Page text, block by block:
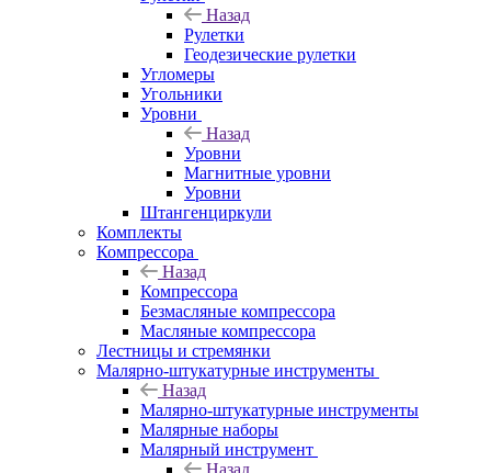
Назад
Рулетки
Геодезические рулетки
Угломеры
Угольники
Уровни
Назад
Уровни
Магнитные уровни
Уровни
Штангенциркули
Комплекты
Компрессора
Назад
Компрессора
Безмасляные компрессора
Масляные компрессора
Лестницы и стремянки
Малярно-штукатурные инструменты
Назад
Малярно-штукатурные инструменты
Малярные наборы
Малярный инструмент
Назад